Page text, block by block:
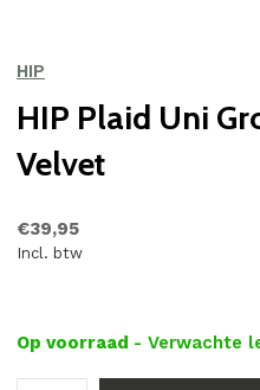
HIP
HIP Plaid Uni
Velvet
€39,95
Incl. btw
Op voorraad - Verwachte